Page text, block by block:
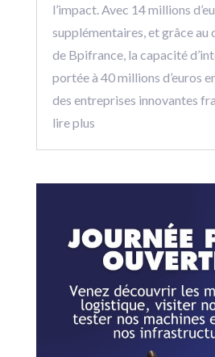
l’impact. Avec 14 millions
supplémentaires, et grâce au
de Bpifrance, la capacité
portée à 40 millions d’euros
des entreprises innovantes
lire plus